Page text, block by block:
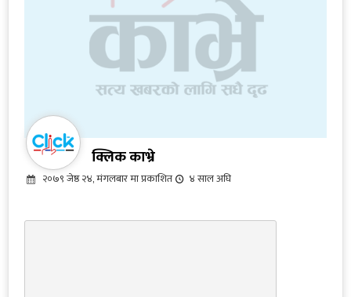
क्लिक काभ्रे
२०७९ जेष्ठ २४, मंगलबार मा प्रकाशित ४ साल अघि